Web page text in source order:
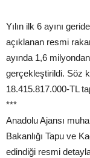
Yılın ilk 6 ayını
açıklanan resmi
ayında 1,6
gerçekleştirildi. Söz
18.415.817.000-TL
***
Anadolu Ajansı
Bakanlığı Tapu ve
edindiği resmi